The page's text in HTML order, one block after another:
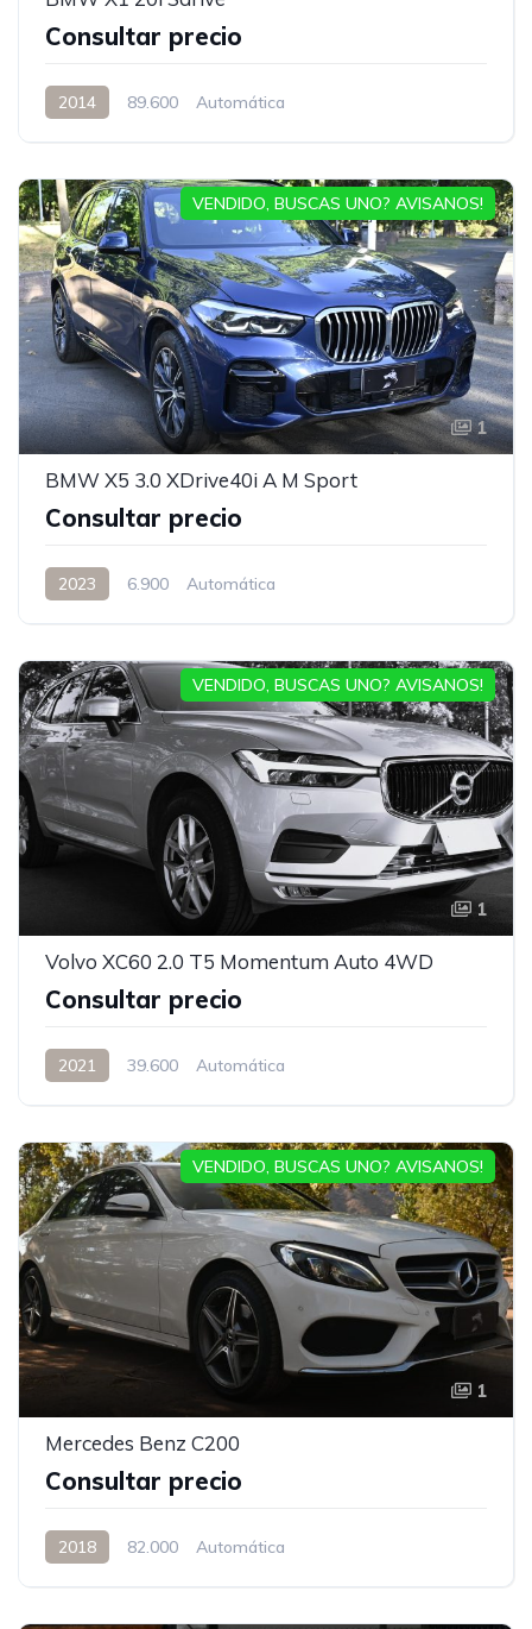
Consultar precio
2014 89.600 Automática
1
BMW X5 3.0 XDrive40i A M Sport
Consultar precio
2023 6.900 Automática
VENDIDO, BUSCAS UNO? AVISANOS!
1
Volvo XC60 2.0 T5 Momentum Auto 4WD
Consultar precio
2021 39.600 Automática
VENDIDO, BUSCAS UNO? AVISANOS!
1
Mercedes Benz C200
Consultar precio
2018 82.000 Automática
VENDIDO, BUSCAS UNO? AVISANOS!